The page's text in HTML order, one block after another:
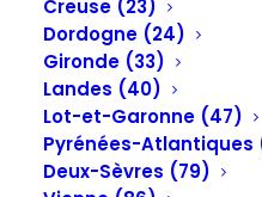
Creuse (23)
Dordogne (24)
Gironde (33)
Landes (40)
Lot-et-Garonne (47)
Pyrénées-Atlantiques
Deux-Sèvres (79)
Sign in to